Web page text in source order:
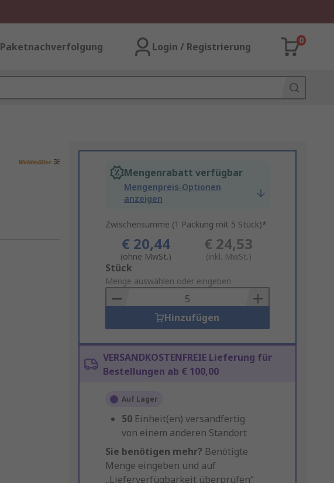
Paketnachverfolgung Login / Registrierung
0
Mengenrabatt verfügbar
Mengenpreis-Optionen
anzeigen
Zwischensumme (1 Packung mit 5 Stück)*
€ 20,44
(ohne MwSt.)
€ 24,53
(inkl. MwSt.)
Add
to
Basket
Stück
Menge auswählen oder eingeben
Hinzufügen
VERSANDKOSTENFREIE Lieferung für
Bestellungen ab € 100,00
Auf Lager
50 Einheit(en) versandfertig
von einem anderen Standort
Sie benötigen mehr? Benötigte
Menge eingeben und auf
„Lieferverfügbarkeit überprüfen“